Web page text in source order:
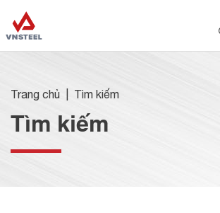
Trang chủ Tìm kiếm
Tìm kiếm